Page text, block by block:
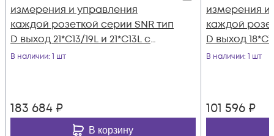
измерения и управления
каждой розеткой серии SNR тип
D выход 21*C13/19L и 21*C13L с
фиксаторами вход 32A IEC60309
В наличии: 1 шт
183 684 ₽
В корзину
измерения и
каждой
D выход
IEC60309
В наличии: 1 шт
101 596 ₽